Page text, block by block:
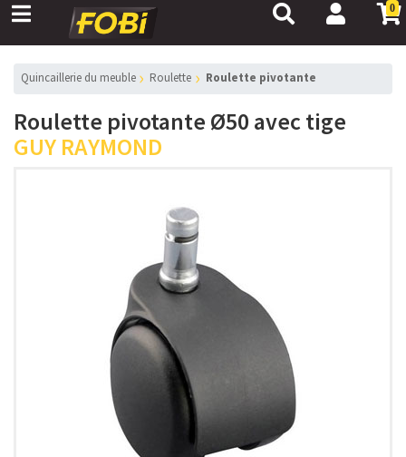
0
Quincaillerie du meuble Roulette Roulette pivotante
Roulette pivotante Ø50 avec tige
GUY RAYMOND